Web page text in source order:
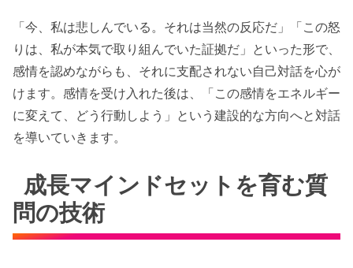
「今、私は悲しんでいる。それは当然の反応だ」「この怒
りは、私が本気で取り組んでいた証拠だ」といった形で、
感情を認めながらも、それに支配されない自己対話を心が
けます。感情を受け入れた後は、「この感情をエネルギー
に変えて、どう行動しよう」という建設的な方向へと対話
を導いていきます。
成長マインドセットを育む質
問の技術